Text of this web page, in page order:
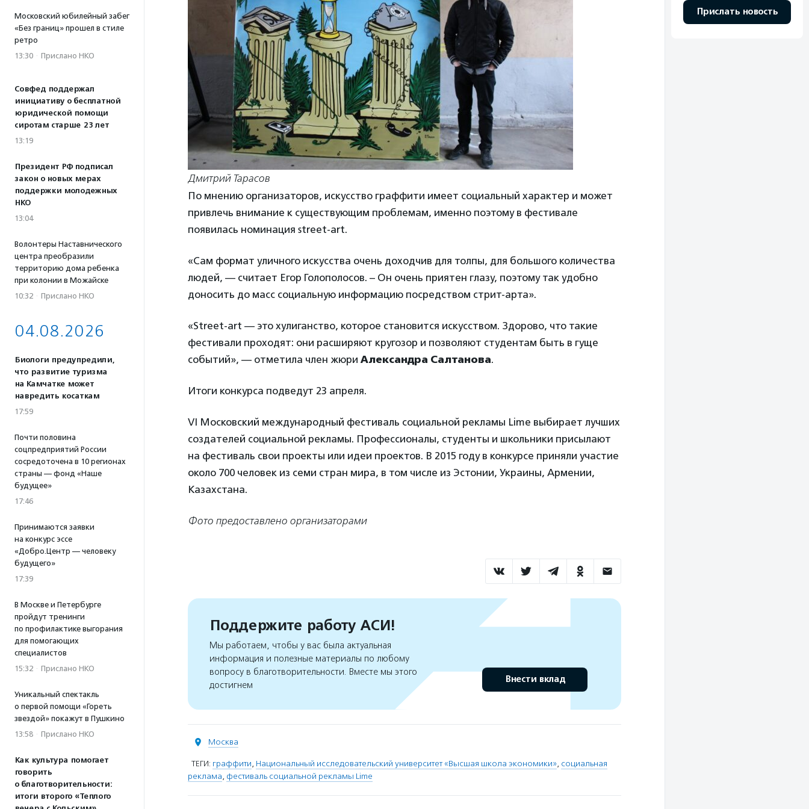
Московский юбилейный забег
«Без границ» прошел в стиле
ретро
13:30 · Прислано НКО
Совфед поддержал
инициативу о бесплатной
юридической помощи
сиротам старше 23 лет
13:19
Президент РФ подписал
закон о новых мерах
поддержки молодежных
НКО
13:04
Волонтеры Наставнического
центра преобразили
территорию дома ребенка
при колонии в Можайске
10:32 · Прислано НКО
04.08.2026
Биологи предупредили,
что развитие туризма
на Камчатке может
навредить косаткам
17:59
Почти половина
соцпредприятий России
сосредоточена в 10 регионах
страны — фонд «Наше
будущее»
17:46
Принимаются заявки
на конкурс эссе
«Добро.Центр — человеку
будущего»
17:39
В Москве и Петербурге
пройдут тренинги
по профилактике выгорания
для помогающих
специалистов
15:32 · Прислано НКО
Уникальный спектакль
о первой помощи «Гореть
звездой» покажут в Пушкино
13:58 · Прислано НКО
Как культура помогает
говорить
о благотворительности:
итоги второго «Теплого
Дмитрий Тарасов
По мнению организаторов, искусство граффити имеет социальный характер и может
привлечь внимание к существующим проблемам, именно поэтому в фестивале
появилась номинация street-art.
«Сам формат уличного искусства очень доходчив для толпы, для большого количества
людей, — считает Егор Голополосов. – Он очень приятен глазу, поэтому так удобно
доносить до масс социальную информацию посредством стрит-арта».
«Street-art — это хулиганство, которое становится искусством. Здорово, что такие
фестивали проходят: они расширяют кругозор и позволяют студентам быть в гуще
событий», — отметила член жюри Александра Салтанова.
Итоги конкурса подведут 23 апреля.
VI Московский международный фестиваль социальной рекламы Lime выбирает лучших
создателей социальной рекламы. Профессионалы, студенты и школьники присылают
на фестиваль свои проекты или идеи проектов. В 2015 году в конкурсе приняли участие
около 700 человек из семи стран мира, в том числе из Эстонии, Украины, Армении,
Казахстана.
Фото предоставлено организаторами
Поддержите работу АСИ!
Мы работаем, чтобы у вас была актуальная
информация и полезные материалы по любому
вопросу в благотворительности. Вместе мы этого
достигнем
Внести вклад
Москва
ТЕГИ: граффити, Национальный исследовательский университет «Высшая школа экономики», социальная
реклама, фестиваль социальной рекламы Lime
Прислать новость